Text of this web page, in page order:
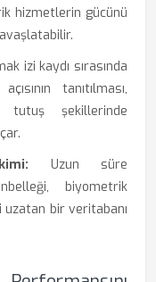
hizmetlerin gücünü
izi kaydı sırasında
tanıtılması,
tutuş şekillerinde
Uzun süre
biyometrik
bir veritabanı